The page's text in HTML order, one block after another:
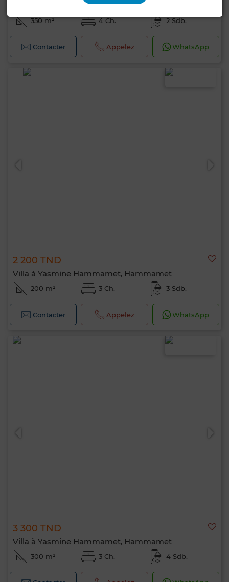
Villa à Yasmine Hammamet, Hammamet
350 m² 4 Ch. 2 Sdb.
Contacter Appelez WhatsApp
2 200 TND
Villa à Yasmine Hammamet, Hammamet
200 m² 3 Ch. 3 Sdb.
Contacter Appelez WhatsApp
3 300 TND
Villa à Yasmine Hammamet, Hammamet
300 m² 3 Ch. 4 Sdb.